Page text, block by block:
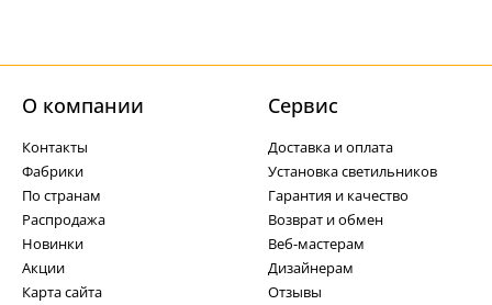
О компании
Контакты
Фабрики
По странам
Распродажа
Новинки
Акции
Карта сайта
Cервис
Доставка и оплата
Установка светильников
Гарантия и качество
Возврат и обмен
Веб-мастерам
Дизайнерам
Отзывы